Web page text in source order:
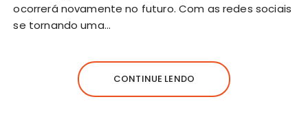
ocorrerá novamente no futuro. Com as redes sociais
se tornando uma…
CONTINUE LENDO